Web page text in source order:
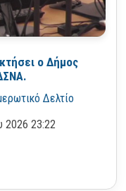
ο Δήμος
Δελτίο
2026 23:22